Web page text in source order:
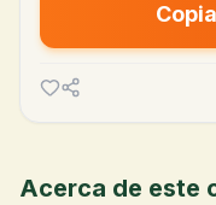
Acerca de este